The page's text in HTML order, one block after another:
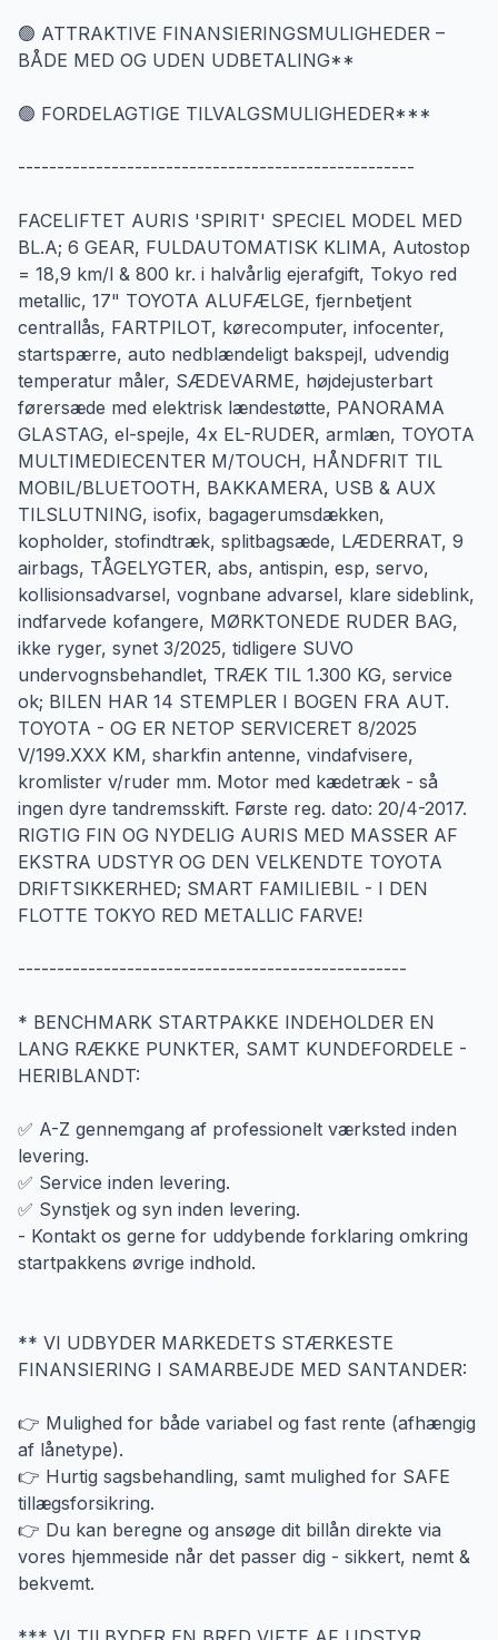
🟢 ATTRAKTIVE FINANSIERINGSMULIGHEDER –
BÅDE MED OG UDEN UDBETALING**
🟢 FORDELAGTIGE TILVALGSMULIGHEDER***
---------------------------------------------------
FACELIFTET AURIS 'SPIRIT' SPECIEL MODEL MED
BL.A; 6 GEAR, FULDAUTOMATISK KLIMA, Autostop
= 18,9 km/l & 800 kr. i halvårlig ejerafgift, Tokyo red
metallic, 17" TOYOTA ALUFÆLGE, fjernbetjent
centrallås, FARTPILOT, kørecomputer, infocenter,
startspærre, auto nedblændeligt bakspejl, udvendig
temperatur måler, SÆDEVARME, højdejusterbart
førersæde med elektrisk lændestøtte, PANORAMA
GLASTAG, el-spejle, 4x EL-RUDER, armlæn, TOYOTA
MULTIMEDIECENTER M/TOUCH, HÅNDFRIT TIL
MOBIL/BLUETOOTH, BAKKAMERA, USB & AUX
TILSLUTNING, isofix, bagagerumsdækken,
kopholder, stofindtræk, splitbagsæde, LÆDERRAT, 9
airbags, TÅGELYGTER, abs, antispin, esp, servo,
kollisionsadvarsel, vognbane advarsel, klare sideblink,
indfarvede kofangere, MØRKTONEDE RUDER BAG,
ikke ryger, synet 3/2025, tidligere SUVO
undervognsbehandlet, TRÆK TIL 1.300 KG, service
ok; BILEN HAR 14 STEMPLER I BOGEN FRA AUT.
TOYOTA - OG ER NETOP SERVICERET 8/2025
V/199.XXX KM, sharkfin antenne, vindafvisere,
kromlister v/ruder mm. Motor med kædetræk - så
ingen dyre tandremsskift. Første reg. dato: 20/4-2017.
RIGTIG FIN OG NYDELIG AURIS MED MASSER AF
EKSTRA UDSTYR OG DEN VELKENDTE TOYOTA
DRIFTSIKKERHED; SMART FAMILIEBIL - I DEN
FLOTTE TOKYO RED METALLIC FARVE!
--------------------------------------------------
* BENCHMARK STARTPAKKE INDEHOLDER EN
LANG RÆKKE PUNKTER, SAMT KUNDEFORDELE -
HERIBLANDT:
✅ A-Z gennemgang af professionelt værksted inden
levering.
✅ Service inden levering.
✅ Synstjek og syn inden levering.
- Kontakt os gerne for uddybende forklaring omkring
startpakkens øvrige indhold.
** VI UDBYDER MARKEDETS STÆRKESTE
FINANSIERING I SAMARBEJDE MED SANTANDER:
👉 Mulighed for både variabel og fast rente (afhængig
af lånetype).
👉 Hurtig sagsbehandling, samt mulighed for SAFE
tillægsforsikring.
👉 Du kan beregne og ansøge dit billån direkte via
vores hjemmeside når det passer dig - sikkert, nemt &
bekvemt.